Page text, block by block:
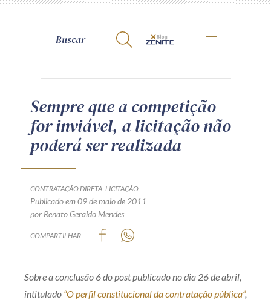
A Zênite
Como publicar conosco
Site da Zênite
Termos de uso
Política de Privacidade
Guia de Direitos dos Titulares de Dados
Encarregado (contato)
Produtos e serviços
Sempre que a competição
for inviável, a licitação não
poderá ser realizada
CONTRATAÇÃO DIRETA LICITAÇÃO
Publicado em 09 de maio de 2011
por Renato Geraldo Mendes
COMPARTILHAR
Sobre a conclusão 6 do post publicado no dia 26 de abril,
intitulado “O perfil constitucional da contratação pública”,